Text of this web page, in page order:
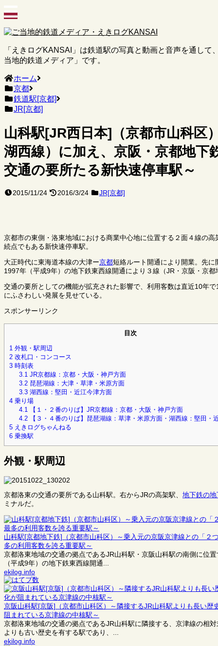
「えきログKANSAI」は鉄道駅の写真と動画と音声を通し
当地的鉄道メディア」です。
ホーム
京都
鉄道駅[京都]
JR[京都]
山科駅[JR西日本]（京都市山科区
湖西線）に加え、京阪・京都地下
交通の要所たる新快速停車駅～
2015/11/24 2016/3/24 JR[京都]
京都市の東側・洛東地域における商業中心地に位置する２面４線の
続点でもある新快速停車駅。
大正時代に東海道本線の大津ー京都短絡ルート開通により開業。先
1997年（平成9年）の地下鉄東西線開通により３線（JR・京阪・京
交通の要所としての機能が拡充された影響で、利用客数は直近10年
にふさわしい発展を見せている。
スポンサーリンク
目次
1 外観・駅周辺
2 改札口・コンコース
3 時刻表
3.1 JR京都線：京都・大阪・神戸方面
3.2琵琶湖線：大津・草津・米原方面
3.3湖西線：堅田・近江今津方面
4 乗り場
4.1
【１・２番のりば】JR京都線：京都・大阪・神戸方面
4.2【３・４番のりば】琵琶湖線：草津・米原方面・湖西線：堅田・
5 えきログちゃんねる
6 乗換駅
外観・駅周辺
京都洛東の交通の要所である山科駅。右からJRの高架駅、 地下鉄の地
ミナルだ。
山科駅[京都地下鉄]（京都市山科区）～乗入元の京阪京津線との「２
多の利用客数を誇る重要駅～
京都洛東地域の交通の拠点であるJR山科駅・京阪山科駅の南側に位
（平成9年）の地下鉄東西線開通...
ekilog.info
京阪山科駅[京阪]（京都市山科区）～隣接するJR山科駅よりも長い
阻まれている京津線の中核駅～
京都洛東地域の交通の拠点であるJR山科駅に隣接する、京津線の相
よりも古い歴史を有する駅であり、...
ekilog.info